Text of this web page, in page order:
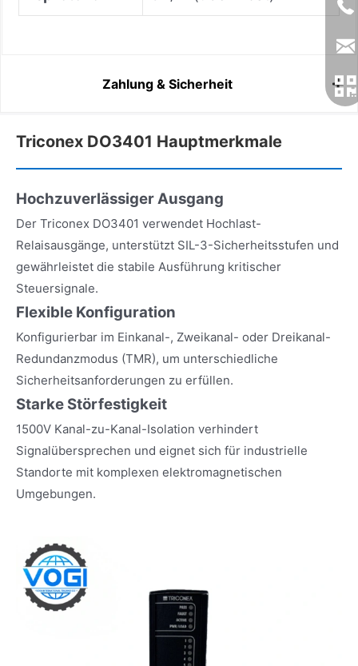
Zahlung & Sicherheit
Triconex DO3401 Hauptmerkmale
Hochzuverlässiger Ausgang
Der Triconex DO3401 verwendet Hochlast-
Relaisausgänge, unterstützt SIL-3-Sicherheitsstufen und
gewährleistet die stabile Ausführung kritischer
Steuersignale.
Flexible Konfiguration
Konfigurierbar im Einkanal-, Zweikanal- oder Dreikanal-
Redundanzmodus (TMR), um unterschiedliche
Sicherheitsanforderungen zu erfüllen.
Starke Störfestigkeit
1500V Kanal-zu-Kanal-Isolation verhindert
Signalübersprechen und eignet sich für industrielle
Standorte mit komplexen elektromagnetischen
Umgebungen.